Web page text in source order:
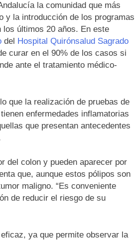
la comunidad que más
y la introducción de los programas
últimos 20 años. En este
del Hospital Quirónsalud Sagrado
curar en el 90% de los casos si
ante el tratamiento médico-
que la realización de pruebas de
enfermedades inflamatorias
que presentan antecedentes
del colon y pueden aparecer por
que, aunque estos pólipos son
maligno. “Es conveniente
de reducir el riesgo de su
ya que permite observar la